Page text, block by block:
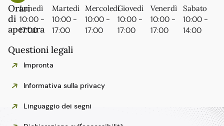
Orari
di
apertura
Lunedì
10:00 -
17:00
Martedì
10:00 -
17:00
Mercoledì
10:00 -
17:00
Giovedì
10:00 -
17:00
Venerdì
10:00 -
17:00
Sabato
10:00 -
14:00
Questioni legali
Impronta
Informativa sulla privacy
Linguaggio dei segni